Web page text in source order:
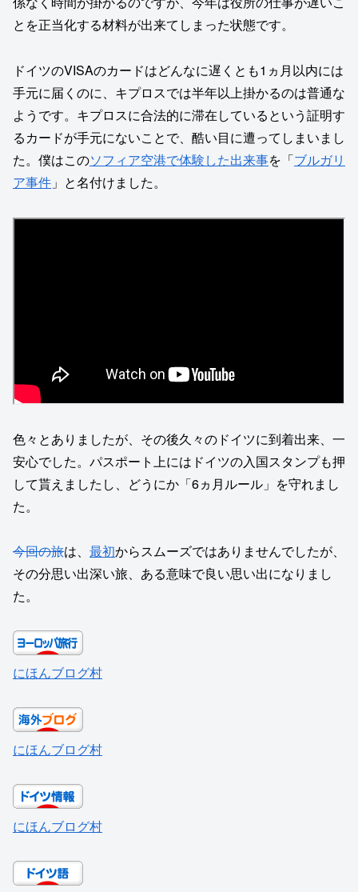
とを正当化する材料が出来てしまった状態です。
ドイツのVISAのカードはどんなに遅くとも1ヵ月以内には
手元に届くのに、キプロスでは半年以上掛かるのは普通な
ようです。キプロスに合法的に滞在しているという証明す
るカードが手元にないことで、酷い目に遭ってしまいまし
た。僕はこのソフィア空港で体験した出来事を「ブルガリ
ア事件 」と名付けました。
色々とありましたが、その後久々のドイツに到着出来、一
安心でした。パスポート上にはドイツの入国スタンプも押
して貰えましたし、どうにか「6ヵ月ルール」を守れまし
た。
今回の旅は、 最初からスムーズではありませんでしたが、
その分思い出深い旅、ある意味で良い思い出になりまし
た。
にほんブログ村
にほんブログ村
にほんブログ村